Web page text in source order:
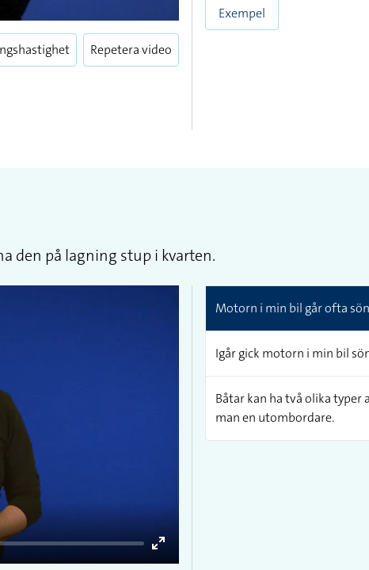
Repetera video
Exempel
den på lagning stup i kvarten.
Enter
Motorn i min bil går ofta
Igår gick motorn i min bil
Båtar kan ha två olika
man en utombordare.